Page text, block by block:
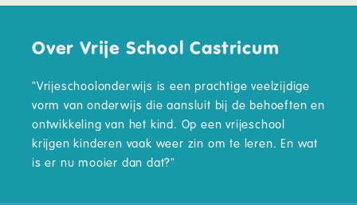
Over Vrije School Castricum
"Vrijeschoolonderwijs is een prachtige veelzijdige
vorm van onderwijs die aansluit bij de behoeften en
ontwikkeling van het kind. Op een vrijeschool
krijgen kinderen vaak weer zin om te leren. En wat
is er nu mooier dan dat?"